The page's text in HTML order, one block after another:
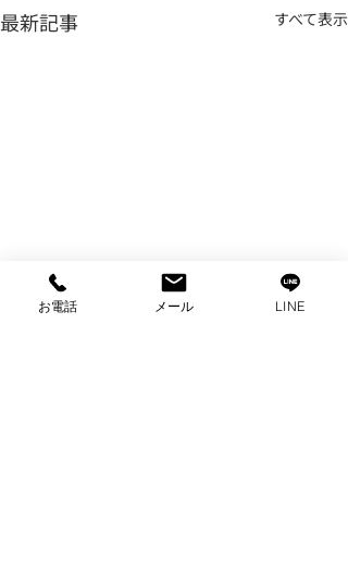
最新記事 すべて表示
お電話 メール LINE